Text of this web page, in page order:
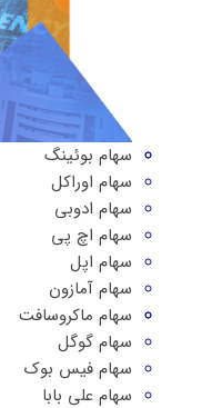
سهام بوئینگ
سهام اوراکل
سهام ادوبی
سهام اچ پی
سهام اپل
سهام آمازون
سهام ماکروسافت
سهام گوگل
سهام فیس بوک
سهام علی بابا